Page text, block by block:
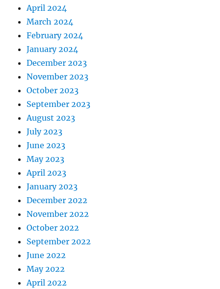
April 2024
March 2024
February 2024
January 2024
December 2023
November 2023
October 2023
September 2023
August 2023
July 2023
June 2023
May 2023
April 2023
January 2023
December 2022
November 2022
October 2022
September 2022
June 2022
May 2022
April 2022